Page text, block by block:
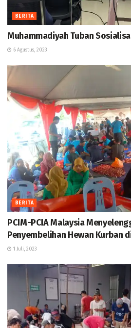
BERITA
Muhammadiyah Tuban
6 Agustus, 2023
BERITA
PCIM-PCIA Malaysia
Penyembelihan Hewan Kurban
1 Juli, 2023